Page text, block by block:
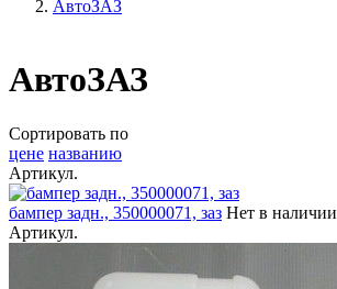
АвтоЗАЗ
АвтоЗАЗ
Сортировать по
цене названию
Артикул.
бампер задн., 350000071, заз Нет в наличии
Артикул.